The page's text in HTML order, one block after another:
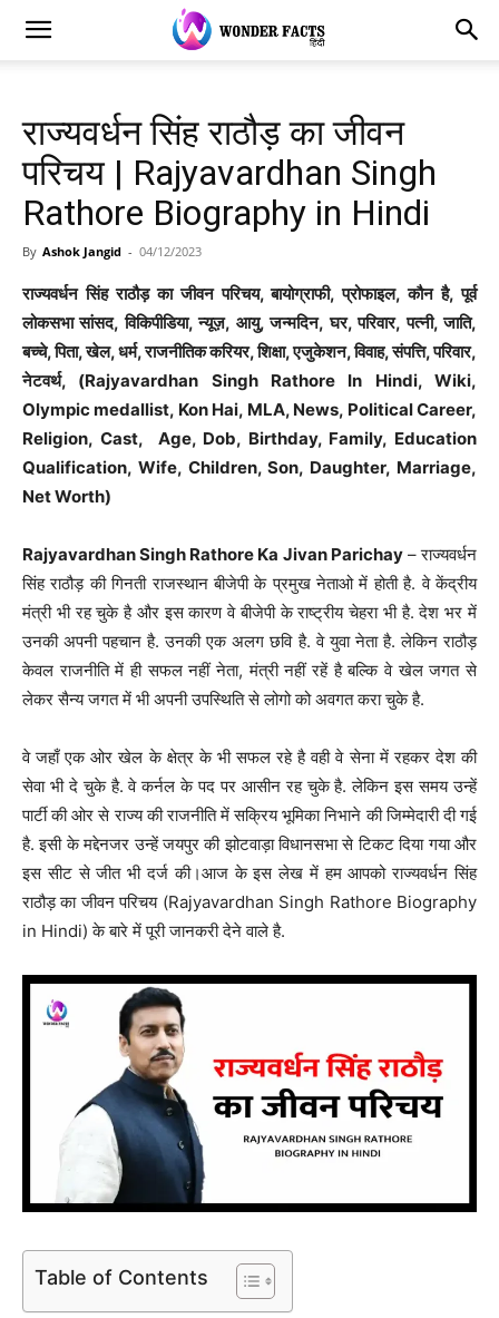
राज्यवर्धन सिंह राठौड़ का जीवन
परिचय | Rajyavardhan Singh
Rathore Biography in Hindi
By Ashok Jangid - 04/12/2023
राज्यवर्धन सिंह राठौड़ का जीवन परिचय, बायोग्राफी, प्रोफाइल, कौन है, पूर्व
लोकसभा सांसद, विकिपीडिया, न्यूज़, आयु, जन्मदिन, घर, परिवार, पत्नी, जाति,
बच्चे, पिता, खेल, धर्म, राजनीतिक करियर, शिक्षा, एजुकेशन, विवाह, संपत्ति, परिवार,
नेटवर्थ, (Rajyavardhan Singh Rathore In Hindi, Wiki,
Olympic medallist, Kon Hai, MLA, News, Political Career,
Religion, Cast, Age, Dob, Birthday, Family, Education
Qualification, Wife, Children, Son, Daughter, Marriage,
Net Worth)
Rajyavardhan Singh Rathore Ka Jivan Parichay– राज्यवर्धन
सिंह राठौड़ की गिनती राजस्थान बीजेपी के प्रमुख नेताओ में होती है. वे केंद्रीय
मंत्री भी रह चुके है और इस कारण वे बीजेपी के राष्ट्रीय चेहरा भी है. देश भर में
उनकी अपनी पहचान है. उनकी एक अलग छवि है. वे युवा नेता है. लेकिन राठौड़
केवल राजनीति में ही सफल नहीं नेता, मंत्री नहीं रहें है बल्कि वे खेल जगत से
लेकर सैन्य जगत में भी अपनी उपस्थिति से लोगो को अवगत करा चुके है.
वे जहाँ एक ओर खेल के क्षेत्र के भी सफल रहे है वही वे सेना में रहकर देश की
सेवा भी दे चुके है. वे कर्नल के पद पर आसीन रह चुके है. लेकिन इस समय उन्हें
पार्टी की ओर से राज्य की राजनीति में सक्रिय भूमिका निभाने की जिम्मेदारी दी गई
है. इसी के मद्देनजर उन्हें जयपुर की झोटवाड़ा विधानसभा से टिकट दिया गया और
इस सीट से जीत भी दर्ज की।आज के इस लेख में हम आपको राज्यवर्धन सिंह
राठौड़ का जीवन परिचय (Rajyavardhan Singh Rathore Biography
in Hindi) के बारे में पूरी जानकरी देने वाले है.
Table of Contents